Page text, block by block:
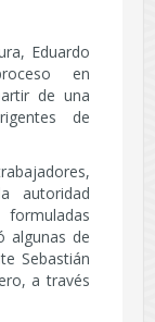
Eduardo
en
de una
de
autoridad
algunas de
Sebastián
a través